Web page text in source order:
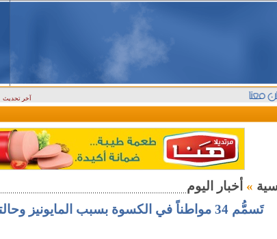
آخر تحديث
»
تَسمُّم 34 مواطناً في الكسوة بسبب المايونيز وحالتهم جميعاً مُستقرّة